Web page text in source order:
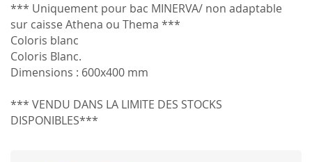
*** Uniquement pour bac MINERVA/ non adaptable
sur caisse Athena ou Thema ***
Coloris blanc
Coloris Blanc.
Dimensions : 600x400 mm
*** VENDU DANS LA LIMITE DES STOCKS
DISPONIBLES***